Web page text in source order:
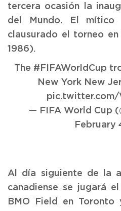
tercera ocasión la
del Mundo. El mítico
clausurado el torneo
1986).
The #FIFAWorldCup
New York New
pic.twitter.com/
— FIFA World Cup
February
Al día siguiente de la
canadiense se jugará
BMO Field en Toronto